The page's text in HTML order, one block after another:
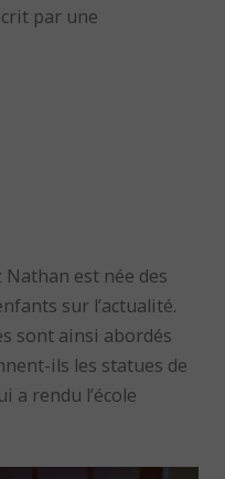
par une
est née des
sur l’actualité.
sont ainsi abordés
ils les statues de
a rendu l’école